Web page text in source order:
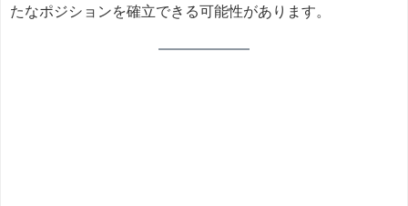
たなポジションを確立できる可能性があります。